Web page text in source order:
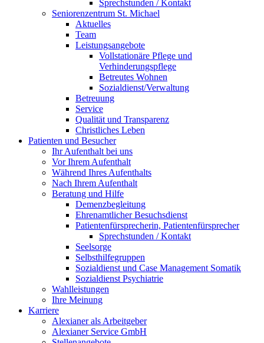
Sprechstunden / Kontakt
Seniorenzentrum St. Michael
Aktuelles
Team
Leistungsangebote
Vollstationäre Pflege und
Verhinderungspflege
Betreutes Wohnen
Sozialdienst/Verwaltung
Betreuung
Service
Qualität und Transparenz
Christliches Leben
Patienten und Besucher
Ihr Aufenthalt bei uns
Vor Ihrem Aufenthalt
Während Ihres Aufenthalts
Nach Ihrem Aufenthalt
Beratung und Hilfe
Demenzbegleitung
Ehrenamtlicher Besuchsdienst
Patientenfürsprecherin, Patientenfürsprecher
Sprechstunden / Kontakt
Seelsorge
Selbsthilfegruppen
Sozialdienst und Case Management Somatik
Sozialdienst Psychiatrie
Wahlleistungen
Ihre Meinung
Karriere
Alexianer als Arbeitgeber
Alexianer Service GmbH